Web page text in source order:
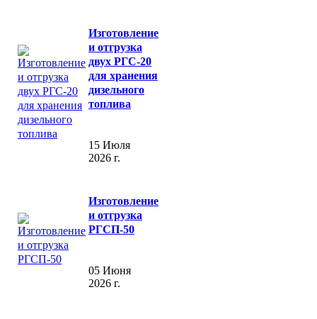
Изготовление
и отгрузка
двух РГС-20
для хранения
дизельного
топлива
15 Июля
2026 г.
Изготовление
и отгрузка
РГСП-50
05 Июня
2026 г.